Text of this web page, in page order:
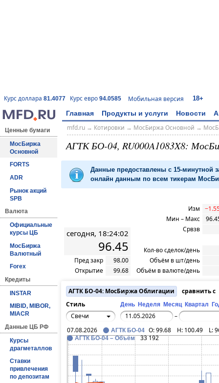
Курс доллара 81.4077 Курс евро 94.0585 Мобильная версия 18+
Главная Продукты и услуги Новости
Ценные бумаги
МосБиржа
Основной
FORTS
ADR
Рынок акций
SPB
Валюта
Официальные
курсы ЦБ
МосБиржа
Валютный
Forex
Кредиты
INSTAR
MIBID, MIBOR,
MIACR
Данные ЦБ РФ
Курсы
драгметаллов
Ставки
привлечения
по депозитам
mfd.ru→ Котировки → МосБиржа Основной →
АГТК БО-04, RU000A1083X8:
Данные предоставлены с 15-минутной
онлайн данным по всем тикерам
сегодня, 18:24:02
96.45
Пред закр
98.00
Открытие
99.68
Изм
Мин – Макс
Срвзв
Кол-во сделок/день
Объём в шт/день
Объём в валюте/день
АГТК БО-04: МосБиржа Облигации
сравнить с
Стиль
День Неделя Месяц Квартал
Свечи
–
07.08.2026
АГТК БО-04 O:99.68 H: 100.49 L:
АГТК БО-04 – Объём 33 192